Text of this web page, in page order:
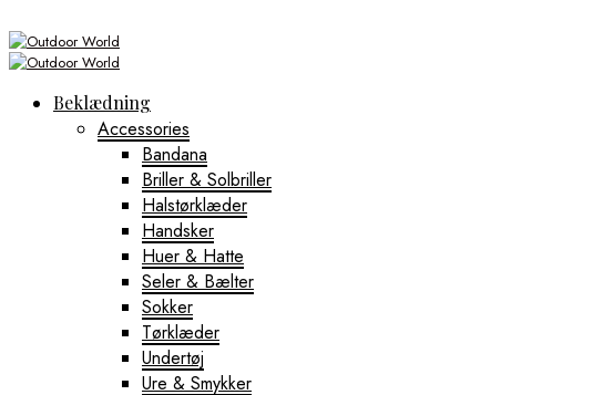
Beklædning
Accessories
Bandana
Briller & Solbriller
Halstørklæder
Handsker
Huer & Hatte
Seler & Bælter
Sokker
Tørklæder
Undertøj
Ure & Smykker